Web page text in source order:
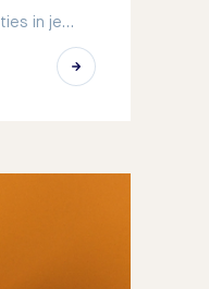
in je…